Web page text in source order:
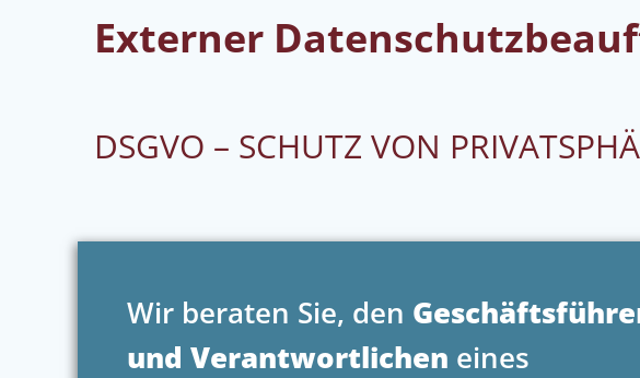
Externer
DSGVO – SCHUTZ VON
Wir beraten Sie, den
und Verantwortlichen eines